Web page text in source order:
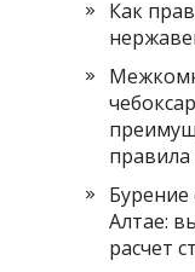
Как
Алтае:
расчет